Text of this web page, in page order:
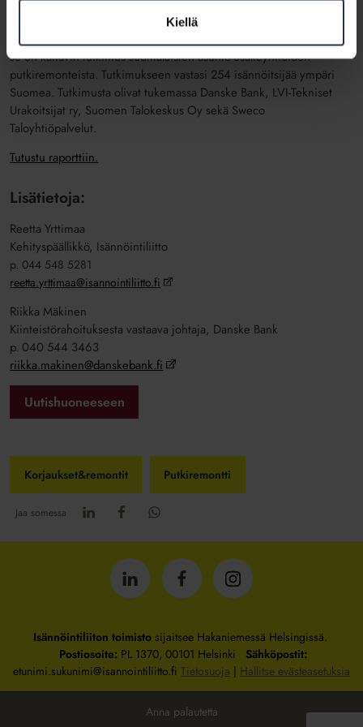
Kiellä
Isännöintiliiton Putkiremonttibarometria on tehty vuodesta 2009 ja
se on kattavin tutkimus suomalaisten asunto-osakeyhtiöiden
putkiremonteista. Tutkimukseen vastasi 254 isännöitsijää ympäri
Suomea. Tutkimusta olivat tukemassa Danske Bank, LVI-Tekniset
Urakoitsijat ry, Suomen Talokeskus Oy sekä Sweco
Taloyhtiöpalvelut.
Tutustu raporttiin.
Lisätietoja:
Reetta Yrttimaa
Kehityspäällikkö, Isännöintiliitto
p. 044 548 5281
reetta.yrttimaa@isannointiliitto.fi
Riikka Mäkinen
Kiinteistörahoituksesta vastaava johtaja, Danske Bank
p. 040 544 3463
riikka.makinen@danskebank.fi
Uutishuoneeseen
Korjaukset&remontit Putkiremontti
Jaa somessa
Isännöintiliitto
LinkedInissä
Isännöintiliitto
Facebookissa
Isännöintiliitto
Instagrammissa
Isännöintiliiton toimistosijaitsee Hakaniemessä Helsingissä.
Postiosoite: PL 1370, 00101 Helsinki Sähköpostit:
etunimi.sukunimi@isannointiliitto.fi Tietosuoja | Hallitse evästeasetuksia
Anna palautetta